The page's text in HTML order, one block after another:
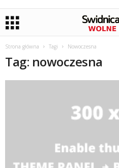
Strona główna Tagi Nowoczesna
Tag: nowoczesna